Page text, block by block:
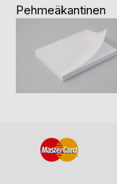
Pehmeäkantinen